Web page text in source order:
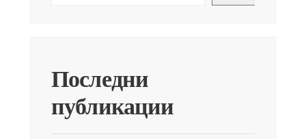
Последни
публикации